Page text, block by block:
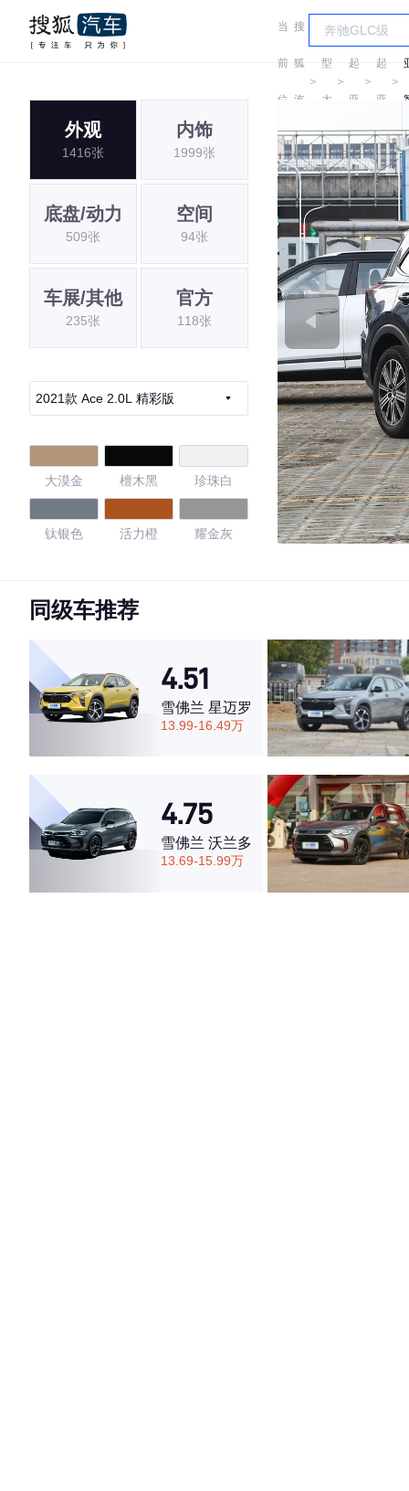
当
前
位
置:
搜
狐
汽
车
＞
车
型
大
全
＞
起
亚
＞
起
亚
＞
外观
1416张
内饰
1999张
底盘/动力
509张
空间
94张
车展/其他
235张
官方
118张
2021款 Ace 2.0L 精彩版
大漠金 檀木黑 珍珠白
钛银色 活力橙 耀金灰
4.62
·外观表现一般，低于59%同级车
·空间表现较为优秀，优于57%同级车
同级车推荐
4.51
雪佛兰 星迈罗
13.99-16.49万
4.75
雪佛兰 沃兰多
13.69-15.99万